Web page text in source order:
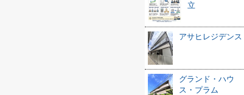
立
アサヒレジデンス
グランド・ハウ
ス・プラム